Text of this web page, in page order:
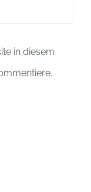
in diesem